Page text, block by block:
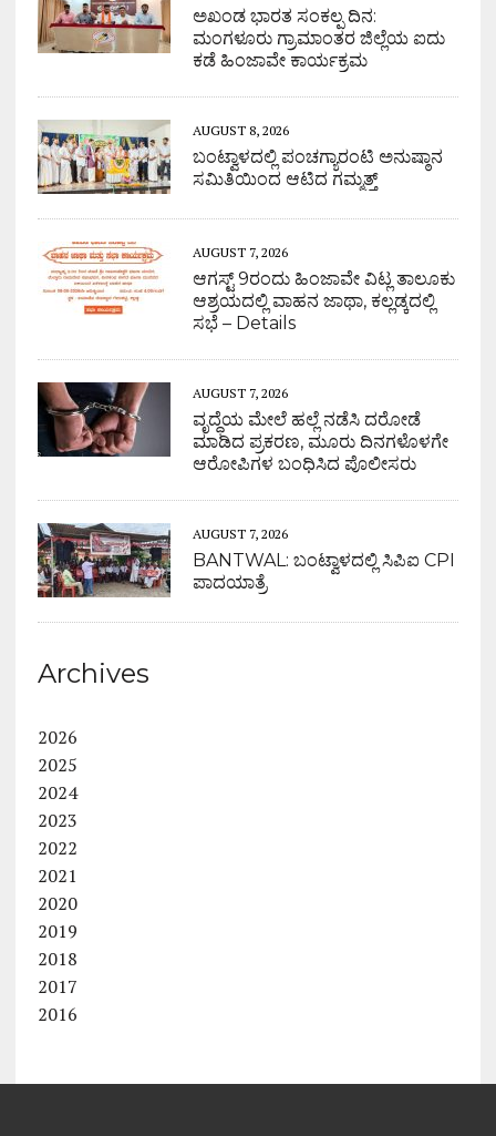
ಅಖಂಡ ಭಾರತ ಸಂಕಲ್ಪ ದಿನ:
ಮಂಗಳೂರು ಗ್ರಾಮಾಂತರ ಜಿಲ್ಲೆಯ ಐದು
ಕಡೆ ಹಿಂಜಾವೇ ಕಾರ್ಯಕ್ರಮ
AUGUST 8, 2026
ಬಂಟ್ವಾಳದಲ್ಲಿ ಪಂಚಗ್ಯಾರಂಟಿ ಅನುಷ್ಠಾನ
ಸಮಿತಿಯಿಂದ ಆಟಿದ ಗಮ್ಮತ್ತ್
AUGUST 7, 2026
ಆಗಸ್ಟ್ 9ರಂದು ಹಿಂಜಾವೇ ವಿಟ್ಲ ತಾಲೂಕು
ಆಶ್ರಯದಲ್ಲಿ ವಾಹನ ಜಾಥಾ, ಕಲ್ಲಡ್ಕದಲ್ಲಿ
ಸಭೆ – Details
AUGUST 7, 2026
ವೃದ್ಧೆಯ ಮೇಲೆ ಹಲ್ಲೆ ನಡೆಸಿ ದರೋಡೆ
ಮಾಡಿದ ಪ್ರಕರಣ, ಮೂರು ದಿನಗಳೊಳಗೇ
ಆರೋಪಿಗಳ ಬಂಧಿಸಿದ ಪೊಲೀಸರು
AUGUST 7, 2026
BANTWAL: ಬಂಟ್ವಾಳದಲ್ಲಿ ಸಿಪಿಐ CPI
ಪಾದಯಾತ್ರೆ
Archives
2026
2025
2024
2023
2022
2021
2020
2019
2018
2017
2016